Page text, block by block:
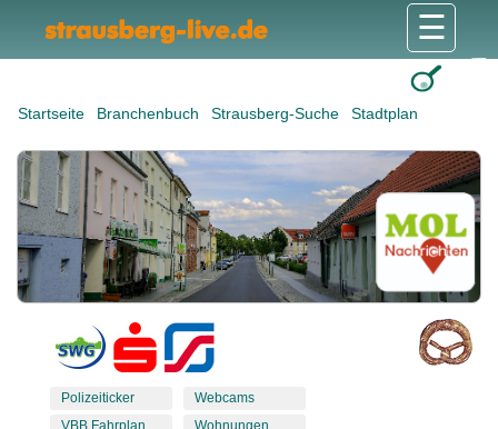
Startseite Branchenbuch Strausberg-Suche Stadtplan
☰
Polizeiticker
VBB Fahrplan
Webcams
Wohnungen